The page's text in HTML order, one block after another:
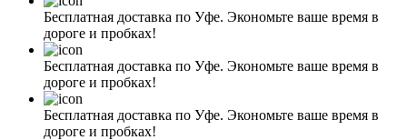
Бесплатная доставка по Уфе. Экономьте ваше время в
дороге и пробках!
Бесплатная доставка по Уфе. Экономьте ваше время в
дороге и пробках!
Бесплатная доставка по Уфе. Экономьте ваше время в
дороге и пробках!